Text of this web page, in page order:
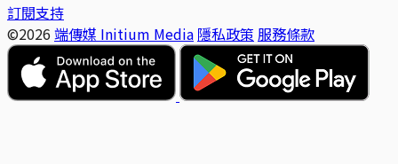
訂閱支持
©2026 端傳媒 Initium Media 隱私政策 服務條款